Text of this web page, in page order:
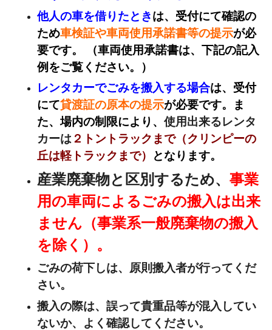
他人の車を借りたときは、受付にて確認の
ため車検証や車両使用承諾書等の提示が必
要です。 （車両使用承諾書は、下記の記入
例をご覧ください。）
レンタカーでごみを搬入する場合は、受付
にて貸渡証の原本の提示が必要です。ま
た、場内の制限により、使用出来るレンタ
カーは２トントラックまで（クリンピーの
丘は軽トラックまで）
となります。
産業廃棄物と区別するため、事業
用の車両によるごみの搬入は出来
ません（事業系一般廃棄物の搬入
を除く ）。
ごみの荷下しは、原則搬入者が行ってくだ
さい。
搬入の際は、誤って貴重品等が混入してい
ないか、よく確認してください。